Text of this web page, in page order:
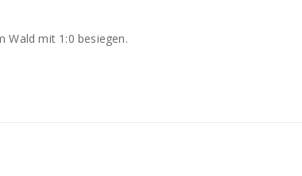
Wald mit 1:0 besiegen.